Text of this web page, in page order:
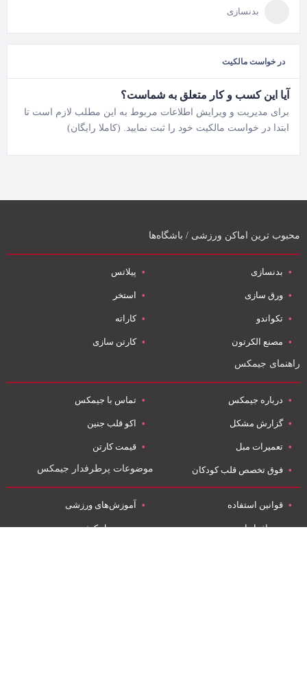
بدنسازی
در خواست مالکیت
آیا این کسب و کار متعلق به شماست؟
برای مدیریت و ویرایش اطلاعات مربوط به این مطلب لازم است تا
ابتدا در خواست مالکیت خود را ثبت نمایید. (کاملا رایگان)
محبوب ترین اماکن ورزشی / باشگاه‌ها
بدنسازی پیلاتس
ورق سازی استخر
تکواندو کاراته
مصنع الکرتون کارتن سازی
راهنمای جیمکس
درباره جیمکس تماس با جیمکس
گزارش مشکل اکو قلب جنین
تعمیرات مبل قیمت کارتن
فوق تخصص قلب کودکان موضوعات پرطرفدار جیمکس
قوانین استفاده آموزش‌های ورزشی
نرم افزار اندروید تعمیر مبل کوثر